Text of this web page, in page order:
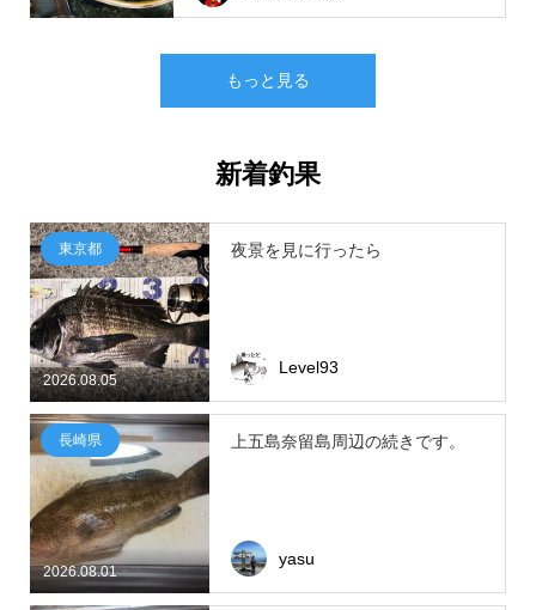
もっと見る
新着釣果
2026.08.05
東京都 夜景を見に行ったら
Level93
2026.08.01
長崎県 上五島奈留島周辺の続きです。
yasu